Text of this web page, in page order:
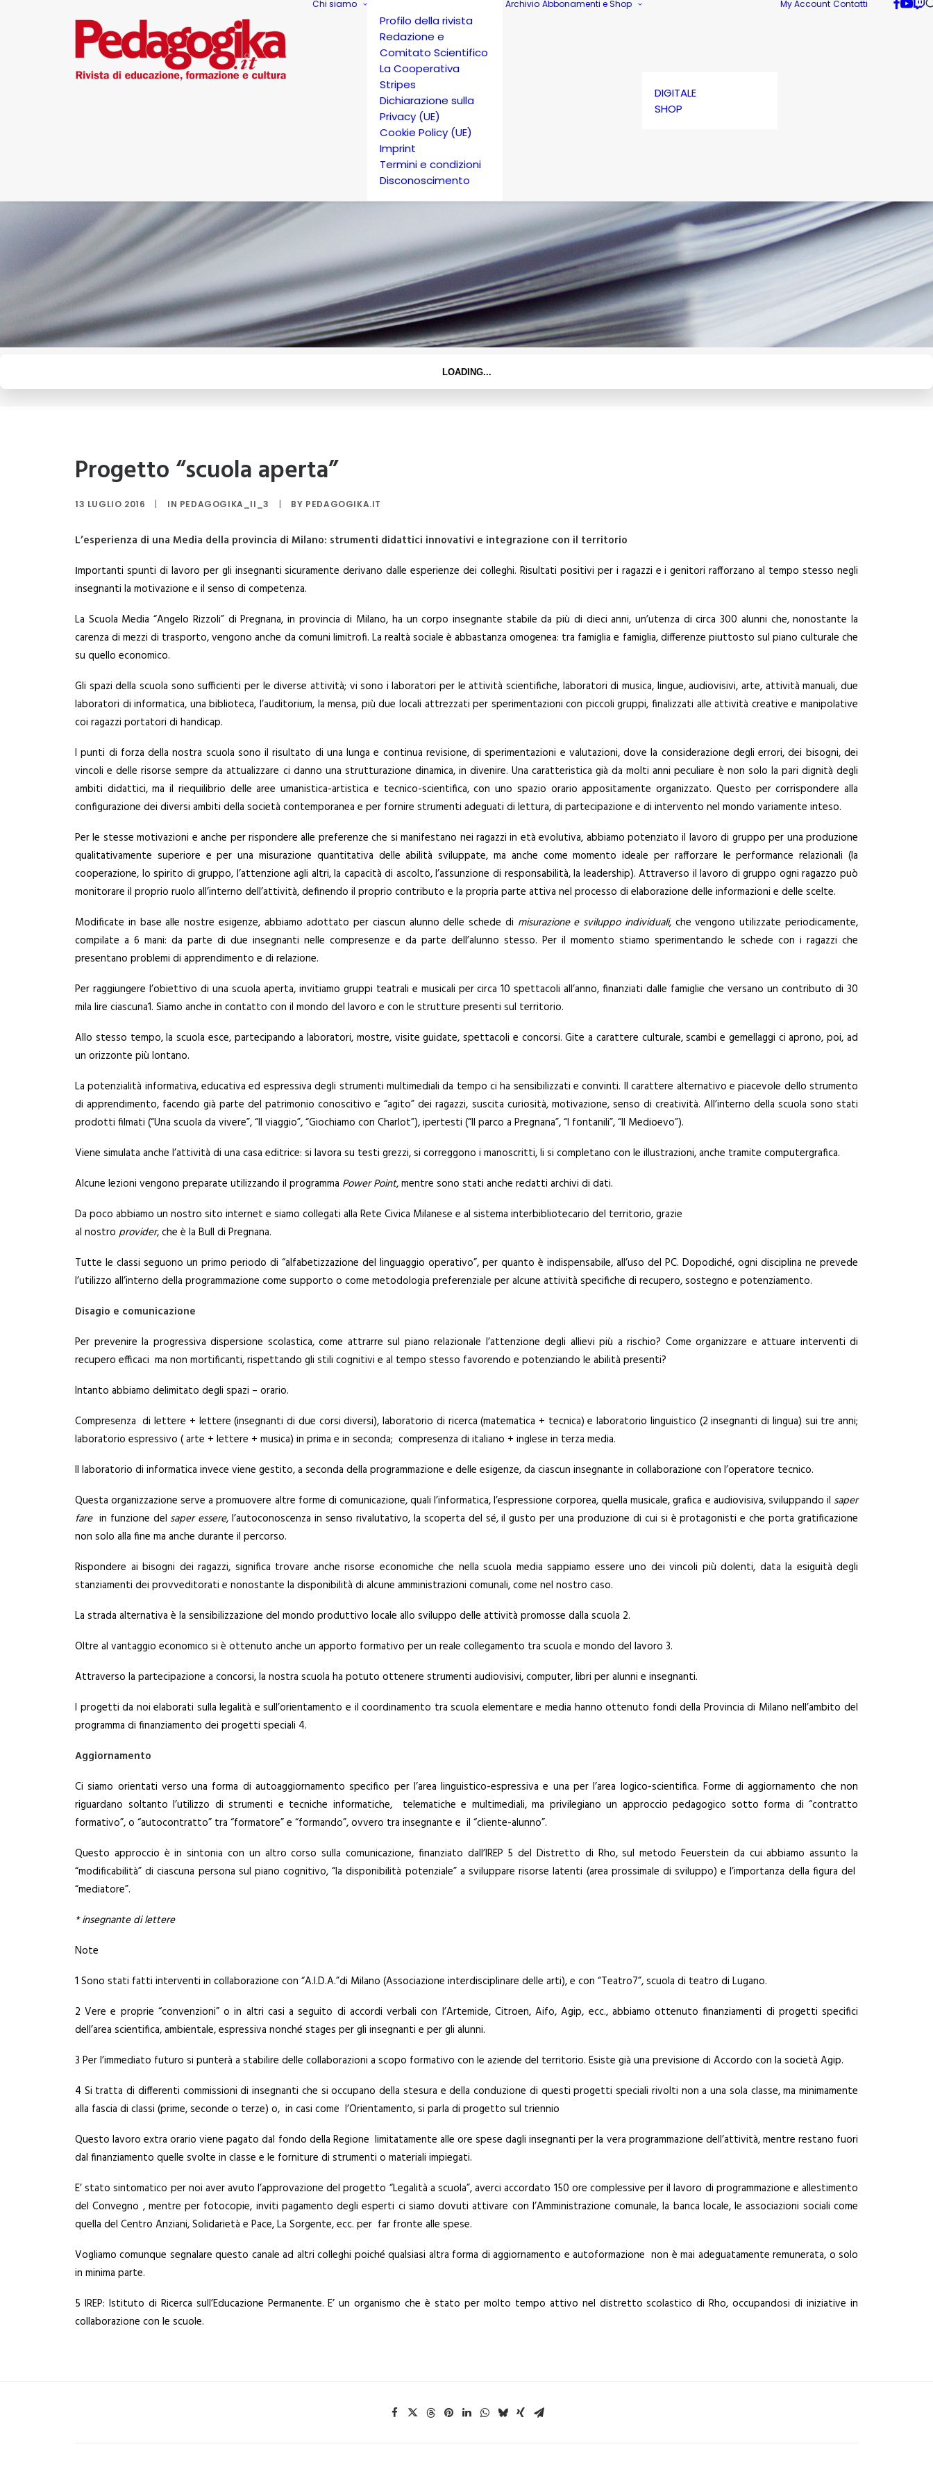
Chi siamo
Profilo della rivista
Redazione e
Comitato Scientifico
La Cooperativa
Stripes
Dichiarazione sulla
Privacy (UE)
Cookie Policy (UE)
Imprint
Termini e condizioni
Disconoscimento
Archivio Abbonamenti e Shop
DIGITALE
SHOP
My Account Contatti
Progetto “scuola aperta”
13 LUGLIO 2016 | IN PEDAGOGIKA_II_3 | BY PEDAGOGIKA.IT
L’esperienza di una Media della provincia di Milano: strumenti didattici innovativi e integrazione con il territorio
Importanti spunti di lavoro per gli insegnanti sicuramente derivano dalle esperienze dei colleghi. Risultati positivi per i ragazzi e i genitori rafforzano al tempo stesso negli
insegnanti la motivazione e il senso di competenza.
La Scuola Media “Angelo Rizzoli” di Pregnana, in provincia di Milano, ha un corpo insegnante stabile da più di dieci anni, un’utenza di circa 300 alunni che, nonostante la
carenza di mezzi di trasporto, vengono anche da comuni limitrofi. La realtà sociale è abbastanza omogenea: tra famiglia e famiglia, differenze piuttosto sul piano culturale che
su quello economico.
Gli spazi della scuola sono sufficienti per le diverse attività; vi sono i laboratori per le attività scientifiche, laboratori di musica, lingue, audiovisivi, arte, attività manuali, due
laboratori di informatica, una biblioteca, l’auditorium, la mensa, più due locali attrezzati per sperimentazioni con piccoli gruppi, finalizzati alle attività creative e manipolative
coi ragazzi portatori di handicap.
I punti di forza della nostra scuola sono il risultato di una lunga e continua revisione, di sperimentazioni e valutazioni, dove la considerazione degli errori, dei bisogni, dei
vincoli e delle risorse sempre da attualizzare ci danno una strutturazione dinamica, in divenire. Una caratteristica già da molti anni peculiare è non solo la pari dignità degli
ambiti didattici, ma il riequilibrio delle aree umanistica-artistica e tecnico-scientifica, con uno spazio orario appositamente organizzato. Questo per corrispondere alla
configurazione dei diversi ambiti della società contemporanea e per fornire strumenti adeguati di lettura, di partecipazione e di intervento nel mondo variamente inteso.
Per le stesse motivazioni e anche per rispondere alle preferenze che si manifestano nei ragazzi in età evolutiva, abbiamo potenziato il lavoro di gruppo per una produzione
qualitativamente superiore e per una misurazione quantitativa delle abilità sviluppate, ma anche come momento ideale per rafforzare le performance relazionali (la
cooperazione, lo spirito di gruppo, l’attenzione agli altri, la capacità di ascolto, l’assunzione di responsabilità, la leadership). Attraverso il lavoro di gruppo ogni ragazzo può
monitorare il proprio ruolo all’interno dell’attività, definendo il proprio contributo e la propria parte attiva nel processo di elaborazione delle informazioni e delle scelte.
Modificate in base alle nostre esigenze, abbiamo adottato per ciascun alunno delle schede di misurazione e sviluppo individuali, che vengono utilizzate periodicamente,
compilate a 6 mani: da parte di due insegnanti nelle compresenze e da parte dell’alunno stesso. Per il momento stiamo sperimentando le schede con i ragazzi che
presentano problemi di apprendimento e di relazione.
Per raggiungere l’obiettivo di una scuola aperta, invitiamo gruppi teatrali e musicali per circa 10 spettacoli all’anno, finanziati dalle famiglie che versano un contributo di 30
mila lire ciascuna1. Siamo anche in contatto con il mondo del lavoro e con le strutture presenti sul territorio.
Allo stesso tempo, la scuola esce, partecipando a laboratori, mostre, visite guidate, spettacoli e concorsi. Gite a carattere culturale, scambi e gemellaggi ci aprono, poi, ad
un orizzonte più lontano.
La potenzialità informativa, educativa ed espressiva degli strumenti multimediali da tempo ci ha sensibilizzati e convinti. Il carattere alternativo e piacevole dello strumento
di apprendimento, facendo già parte del patrimonio conoscitivo e “agito” dei ragazzi, suscita curiosità, motivazione, senso di creatività. All’interno della scuola sono stati
prodotti filmati (“Una scuola da vivere”, “Il viaggio”, “Giochiamo con Charlot”), ipertesti (“Il parco a Pregnana”, “I fontanili”, “Il Medioevo”).
Viene simulata anche l’attività di una casa editrice: si lavora su testi grezzi, si correggono i manoscritti, li si completano con le illustrazioni, anche tramite computergrafica.
Alcune lezioni vengono preparate utilizzando il programma Power Point, mentre sono stati anche redatti archivi di dati.
Da poco abbiamo un nostro sito internet e siamo collegati alla Rete Civica Milanese e al sistema interbibliotecario del territorio, grazie
al nostro provider, che è la Bull di Pregnana.
Tutte le classi seguono un primo periodo di “alfabetizzazione del linguaggio operativo”, per quanto è indispensabile, all’uso del PC. Dopodiché, ogni disciplina ne prevede
l’utilizzo all’interno della programmazione come supporto o come metodologia preferenziale per alcune attività specifiche di recupero, sostegno e potenziamento.
Disagio e comunicazione
Per prevenire la progressiva dispersione scolastica, come attrarre sul piano relazionale l’attenzione degli allievi più a rischio? Come organizzare e attuare interventi di
recupero efficaci ma non mortificanti, rispettando gli stili cognitivi e al tempo stesso favorendo e potenziando le abilità presenti?
Intanto abbiamo delimitato degli spazi – orario.
Compresenza di lettere + lettere (insegnanti di due corsi diversi), laboratorio di ricerca (matematica + tecnica) e laboratorio linguistico (2 insegnanti di lingua) sui tre anni;
laboratorio espressivo ( arte + lettere + musica) in prima e in seconda; compresenza di italiano + inglese in terza media.
Il laboratorio di informatica invece viene gestito, a seconda della programmazione e delle esigenze, da ciascun insegnante in collaborazione con l’operatore tecnico.
Questa organizzazione serve a promuovere altre forme di comunicazione, quali l’informatica, l’espressione corporea, quella musicale, grafica e audiovisiva, sviluppando il saper
farein funzione del saper essere, l’autoconoscenza in senso rivalutativo, la scoperta del sé, il gusto per una produzione di cui si è protagonisti e che porta gratificazione
non solo alla fine ma anche durante il percorso.
Rispondere ai bisogni dei ragazzi, significa trovare anche risorse economiche che nella scuola media sappiamo essere uno dei vincoli più dolenti, data la esiguità degli
stanziamenti dei provveditorati e nonostante la disponibilità di alcune amministrazioni comunali, come nel nostro caso.
La strada alternativa è la sensibilizzazione del mondo produttivo locale allo sviluppo delle attività promosse dalla scuola 2.
Oltre al vantaggio economico si è ottenuto anche un apporto formativo per un reale collegamento tra scuola e mondo del lavoro 3.
Attraverso la partecipazione a concorsi, la nostra scuola ha potuto ottenere strumenti audiovisivi, computer, libri per alunni e insegnanti.
I progetti da noi elaborati sulla legalità e sull’orientamento e il coordinamento tra scuola elementare e media hanno ottenuto fondi della Provincia di Milano nell’ambito del
programma di finanziamento dei progetti speciali 4.
Aggiornamento
Ci siamo orientati verso una forma di autoaggiornamento specifico per l’area linguistico-espressiva e una per l’area logico-scientifica. Forme di aggiornamento che non
riguardano soltanto l’utilizzo di strumenti e tecniche informatiche, telematiche e multimediali, ma privilegiano un approccio pedagogico sotto forma di “contratto
formativo”, o “autocontratto” tra “formatore” e “formando”, ovvero tra insegnante e il “cliente-alunno”.
Questo approccio è in sintonia con un altro corso sulla comunicazione, finanziato dall’IREP 5 del Distretto di Rho, sul metodo Feuerstein da cui abbiamo assunto la
“modificabilità” di ciascuna persona sul piano cognitivo, “la disponibilità potenziale” a sviluppare risorse latenti (area prossimale di sviluppo) e l’importanza della figura del
“mediatore”.
* insegnante di lettere
Note
1 Sono stati fatti interventi in collaborazione con “A.I.D.A.”di Milano (Associazione interdisciplinare delle arti), e con “Teatro7”, scuola di teatro di Lugano.
2 Vere e proprie “convenzioni” o in altri casi a seguito di accordi verbali con l’Artemide, Citroen, Aifo, Agip, ecc., abbiamo ottenuto finanziamenti di progetti specifici
dell’area scientifica, ambientale, espressiva nonché stages per gli insegnanti e per gli alunni.
3 Per l’immediato futuro si punterà a stabilire delle collaborazioni a scopo formativo con le aziende del territorio. Esiste già una previsione di Accordo con la società Agip.
4 Si tratta di differenti commissioni di insegnanti che si occupano della stesura e della conduzione di questi progetti speciali rivolti non a una sola classe, ma minimamente
alla fascia di classi (prime, seconde o terze) o, in casi come l’Orientamento, si parla di progetto sul triennio
Questo lavoro extra orario viene pagato dal fondo della Regione limitatamente alle ore spese dagli insegnanti per la vera programmazione dell’attività, mentre restano fuori
dal finanziamento quelle svolte in classe e le forniture di strumenti o materiali impiegati.
E’ stato sintomatico per noi aver avuto l’approvazione del progetto “Legalità a scuola”, averci accordato 150 ore complessive per il lavoro di programmazione e allestimento
del Convegno , mentre per fotocopie, inviti pagamento degli esperti ci siamo dovuti attivare con l’Amministrazione comunale, la banca locale, le associazioni sociali come
quella del Centro Anziani, Solidarietà e Pace, La Sorgente, ecc. per far fronte alle spese.
Vogliamo comunque segnalare questo canale ad altri colleghi poiché qualsiasi altra forma di aggiornamento e autoformazione non è mai adeguatamente remunerata, o solo
in minima parte.
5 IREP: Istituto di Ricerca sull’Educazione Permanente. E’ un organismo che è stato per molto tempo attivo nel distretto scolastico di Rho, occupandosi di iniziative in
collaborazione con le scuole.